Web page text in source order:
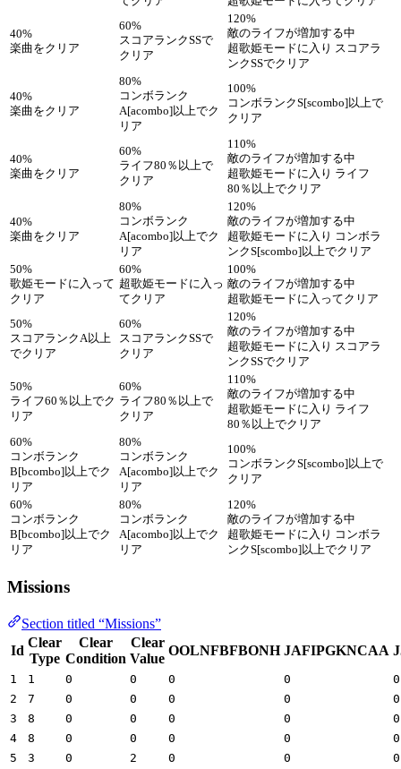
40%
楽曲をクリア
60%
スコアランクSSで
クリア
120%
敵のライフが増加する中
超歌姫モードに入り スコアラ
ンクSSでクリア
40%
楽曲をクリア
80%
コンボランク
A[acombo]以上でク
リア
100%
コンボランクS[scombo]以上で
クリア
40%
楽曲をクリア
60%
ライフ80％以上で
クリア
110%
敵のライフが増加する中
超歌姫モードに入り ライフ
80％以上でクリア
40%
楽曲をクリア
80%
コンボランク
A[acombo]以上でク
リア
120%
敵のライフが増加する中
超歌姫モードに入り コンボラ
ンクS[scombo]以上でクリア
50%
歌姫モードに入って
クリア
60%
超歌姫モードに入っ
てクリア
100%
敵のライフが増加する中
超歌姫モードに入ってクリア
50%
スコアランクA以上
でクリア
60%
スコアランクSSで
クリア
120%
敵のライフが増加する中
超歌姫モードに入り スコアラ
ンクSSでクリア
50%
ライフ60％以上でク
リア
60%
ライフ80％以上で
クリア
110%
敵のライフが増加する中
超歌姫モードに入り ライフ
80％以上でクリア
60%
コンボランク
B[bcombo]以上でク
リア
80%
コンボランク
A[acombo]以上でク
リア
100%
コンボランクS[scombo]以上で
クリア
60%
コンボランク
B[bcombo]以上でク
リア
80%
コンボランク
A[acombo]以上でク
リア
120%
敵のライフが増加する中
超歌姫モードに入り コンボラ
ンクS[scombo]以上でクリア
Missions
Section titled “Missions”
Id
Clear
Type
Clear
Condition
Clear
Value
OOLNFBFBONH JAFIPGKNCAA
1 1 0 0 0 0
0
2
7 0 0 0 0
0
3
8 0 0 0 0
0
4
8 0 0 0 0
0
5
3 0 2 0 0
0